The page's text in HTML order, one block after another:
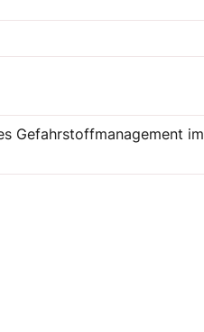
Gefahrstoffmanagement im